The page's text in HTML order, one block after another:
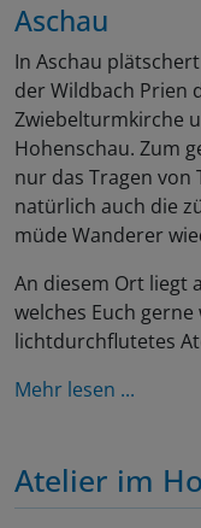
Aschau
In Aschau
der Wildbach Prien
Zwiebelturmkirche
Hohenschau. Zum
nur das Tragen von
natürlich auch die
müde Wanderer
An diesem Ort liegt
welches Euch
lichtdurchflutetes
Mehr lesen ...
Atelier im